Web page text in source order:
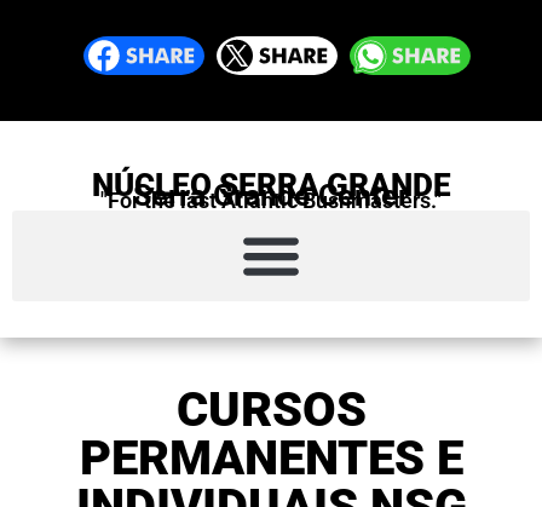
NÚCLEO SERRA GRANDE
Serra Grande Center
"For the last Atlantic Bushmasters."
CURSOS
PERMANENTES E